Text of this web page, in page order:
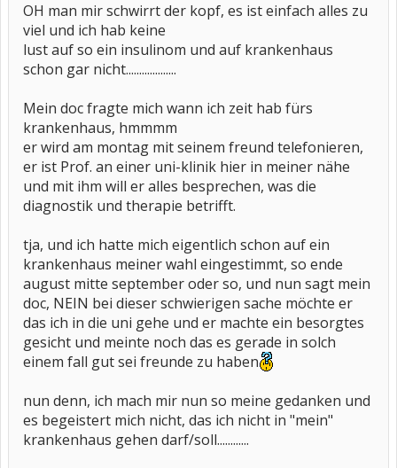
OH man mir schwirrt der kopf, es ist einfach alles zu
viel und ich hab keine
lust auf so ein insulinom und auf krankenhaus
schon gar nicht...................
Mein doc fragte mich wann ich zeit hab fürs
krankenhaus, hmmmm
er wird am montag mit seinem freund telefonieren,
er ist Prof. an einer uni-klinik hier in meiner nähe
und mit ihm will er alles besprechen, was die
diagnostik und therapie betrifft.
tja, und ich hatte mich eigentlich schon auf ein
krankenhaus meiner wahl eingestimmt, so ende
august mitte september oder so, und nun sagt mein
doc, NEIN bei dieser schwierigen sache möchte er
das ich in die uni gehe und er machte ein besorgtes
gesicht und meinte noch das es gerade in solch
einem fall gut sei freunde zu haben
nun denn, ich mach mir nun so meine gedanken und
es begeistert mich nicht, das ich nicht in "mein"
krankenhaus gehen darf/soll............